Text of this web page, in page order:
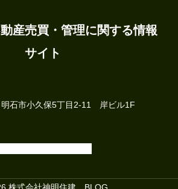
産売買・管理に関する情報
サイト
石市小久保5丁目2-11 岸ビル1F